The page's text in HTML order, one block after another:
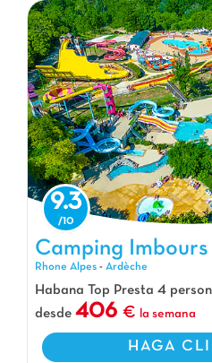
Camping Imbours, Camping Rhone
9.3
Camping Imbours
Rhone Alpes - Ardèche
Habana Top Presta 4
desde 406 la semana
HAGA